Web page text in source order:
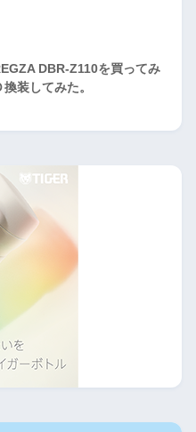
DBR-Z110を買ってみ
装してみた。